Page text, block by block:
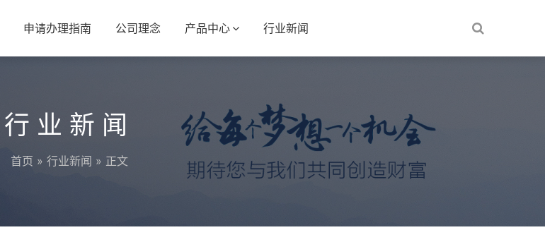
申请办理指南 公司理念 产品中心 行业新闻
行业新闻
首页 » 行业新闻 » 正文